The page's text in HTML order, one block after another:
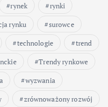
rynek
rynki
rynku
surowce
technologie
trend
Trendy rynkowe
wyzwania
zrównoważony rozwój